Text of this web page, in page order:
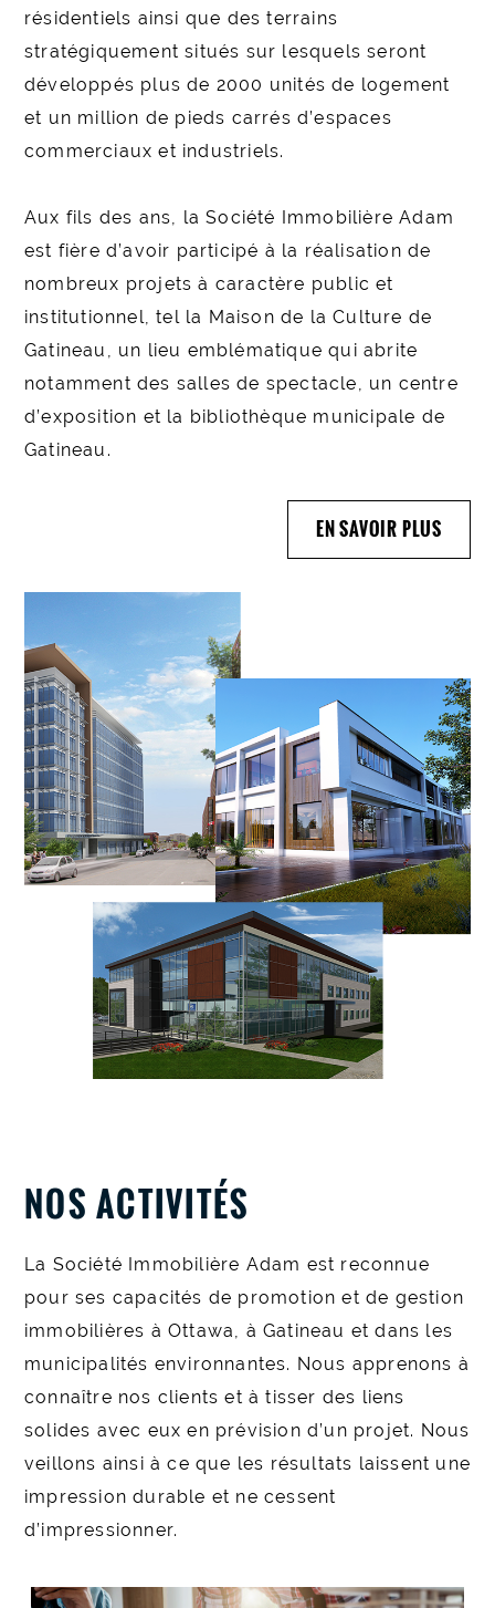
résidentiels ainsi que des terrains
stratégiquement situés sur lesquels seront
développés plus de 2000 unités de logement
et un million de pieds carrés d’espaces
commerciaux et industriels.
Aux fils des ans, la Société Immobilière Adam
est fière d’avoir participé à la réalisation de
nombreux projets à caractère public et
institutionnel, tel la Maison de la Culture de
Gatineau, un lieu emblématique qui abrite
notamment des salles de spectacle, un centre
d’exposition et la bibliothèque municipale de
Gatineau.
EN SAVOIR PLUS
NOS ACTIVITÉS
La Société Immobilière Adam est reconnue
pour ses capacités de promotion et de gestion
immobilières à Ottawa, à Gatineau et dans les
municipalités environnantes. Nous apprenons à
connaître nos clients et à tisser des liens
solides avec eux en prévision d’un projet. Nous
veillons ainsi à ce que les résultats laissent une
impression durable et ne cessent
d’impressionner.